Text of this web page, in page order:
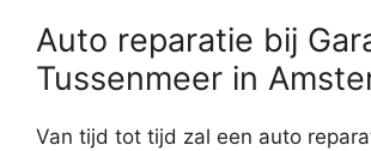
Auto reparatie bij
Tussenmeer in
Van tijd tot tijd zal een auto